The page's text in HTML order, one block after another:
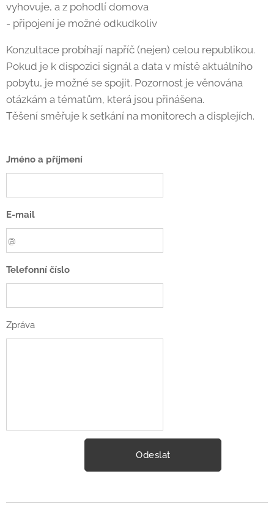
vyhovuje, a z pohodlí domova
- připojení je možné odkudkoliv
Konzultace probíhají napříč (nejen) celou republikou.
Pokud je k dispozici signál a data v místě aktuálního
pobytu, je možné se spojit. Pozornost je věnována
otázkám a tématům, která jsou přinášena.
Těšení směřuje k setkání na monitorech a displejích.
Jméno a příjmení
E-mail
Telefonní číslo
Zpráva
Odeslat